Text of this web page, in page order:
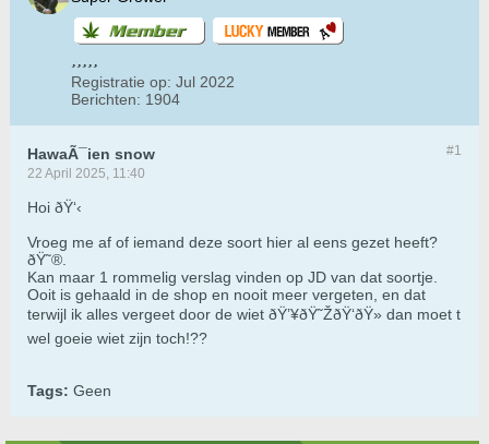
Registratie op: Jul 2022
Berichten: 1904
#1
HawaÃ¯ien snow
22 April 2025, 11:40
Hoi ðŸ‘‹
Vroeg me af of iemand deze soort hier al eens gezet heeft?
ðŸ˜®.
Kan maar 1 rommelig verslag vinden op JD van dat soortje.
Ooit is gehaald in de shop en nooit meer vergeten, en dat
terwijl ik alles vergeet door de wiet ðŸ’¥ðŸ˜ŽðŸ‘ðŸ» dan moet t
wel goeie wiet zijn toch!??
Tags: Geen